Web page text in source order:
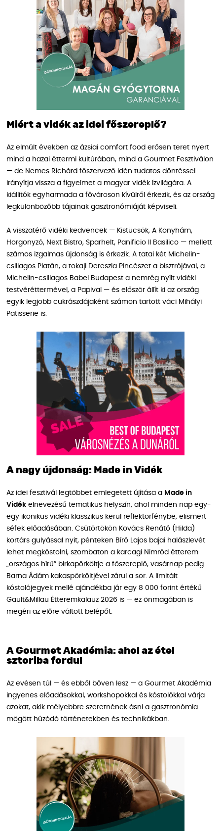
Miért a vidék az idei főszereplő?
Az elmúlt években az ázsiai comfort food erősen teret nyert
mind a hazai éttermi kultúrában, mind a Gourmet Fesztiválon
— de Nemes Richárd főszervező idén tudatos döntéssel
irányítja vissza a figyelmet a magyar vidék ízvilágára. A
kiállítók egyharmada a fővároson kívülről érkezik, és az ország
legkülönbözőbb tájainak gasztronómiáját képviseli.
A visszatérő vidéki kedvencek — Kistücsök, A Konyhám,
Horgonyzó, Next Bistro, Sparhelt, Panificio Il Basilico — mellett
számos izgalmas újdonság is érkezik. A tatai két Michelin-
csillagos Platán, a tokaji Dereszla Pincészet a bisztrójával, a
Michelin-csillagos Babel Budapest a nemrég nyílt vidéki
testvéréttermével, a Papival — és először állít ki az ország
egyik legjobb cukrászdájaként számon tartott váci Mihályi
Patisserie is.
A nagy újdonság: Made in Vidék
Az idei fesztivál legtöbbet emlegetett újítása a Made in
Vidék elnevezésű tematikus helyszín, ahol minden nap egy-
egy ikonikus vidéki klasszikus kerül reflektorfénybe, elismert
séfek előadásában. Csütörtökön Kovács Renátó (Hilda)
kortárs gulyással nyit, pénteken Bíró Lajos bajai halászlevét
lehet megkóstolni, szombaton a karcagi Nimród étterem
„országos hírű” birkapörköltje a főszereplő, vasárnap pedig
Barna Ádám kakaspörköltjével zárul a sor. A limitált
kóstolójegyek mellé ajándékba jár egy 8 000 forint értékű
Gault&Millau Étteremkalauz 2026 is — ez önmagában is
megéri az előre váltott belépőt.
A Gourmet Akadémia: ahol az étel
sztoriba fordul
Az evésen túl — és ebből bőven lesz — a Gourmet Akadémia
ingyenes előadásokkal, workshopokkal és kóstolókkal várja
azokat, akik mélyebbre szeretnének ásni a gasztronómia
mögött húzódó történetekben és technikákban.